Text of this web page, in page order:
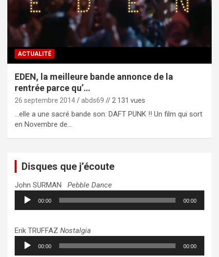
ACTUALITÉ
EDEN, la meilleure bande annonce de la
rentrée parce qu’…
26 septembre 2014 abds69 // 2 131 vues
…elle a une sacré bande son: DAFT PUNK !! Un film qui sort
en Novembre de…
Disques que j’écoute
John SURMAN Pebble Dance
Lecteur
audio
00:00 00:00
Erik TRUFFAZ Nostalgia
Lecteur
audio
00:00 00:00